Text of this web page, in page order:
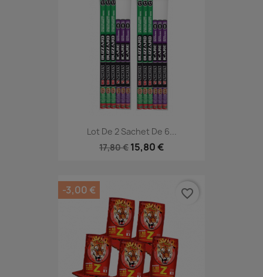
Lot De 2 Sachet De 6...
17,80 € 15,80 €
-3,00 € favorite_border